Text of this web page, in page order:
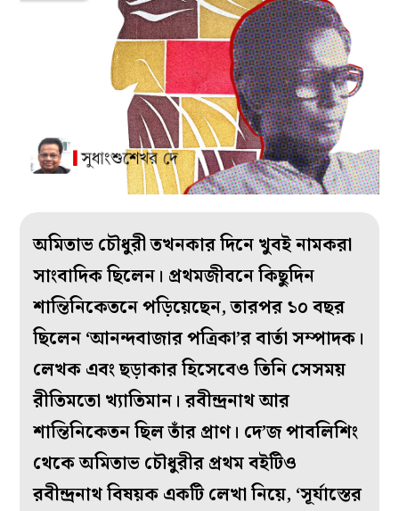
অমিতাভ চৌধুরী তখনকার দিনে খুবই নামকরা
সাংবাদিক ছিলেন। প্রথমজীবনে কিছুদিন
শান্তিনিকেতনে পড়িয়েছেন, তারপর ১০ বছর
ছিলেন ‘আনন্দবাজার পত্রিকা’র বার্তা সম্পাদক।
লেখক এবং ছড়াকার হিসেবেও তিনি সেসময়
রীতিমতো খ্যাতিমান। রবীন্দ্রনাথ আর
শান্তিনিকেতন ছিল তাঁর প্রাণ। দে’জ পাবলিশিং
থেকে অমিতাভ চৌধুরীর প্রথম বইটিও
রবীন্দ্রনাথ বিষয়ক একটি লেখা নিয়ে, ‘সূর্যাস্তের